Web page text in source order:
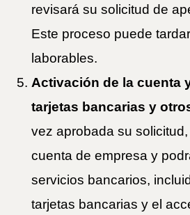
revisará su solicitud de
Este proceso puede
laborables.
Activación de la cuenta
tarjetas bancarias y
vez aprobada su
cuenta de empresa y
servicios bancarios,
tarjetas bancarias y el